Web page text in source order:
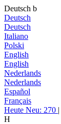
Deutsch b
Deutsch
Deutsch
Italiano
Polski
English
English
Nederlands
Nederlands
Español
Français
Heute Neu: 270 |
H